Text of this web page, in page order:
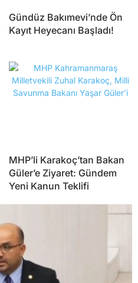
Gündüz Bakımevi’nde Ön
Kayıt Heyecanı Başladı!
MHP’li Karakoç’tan Bakan
Güler’e Ziyaret: Gündem
Yeni Kanun Teklifi